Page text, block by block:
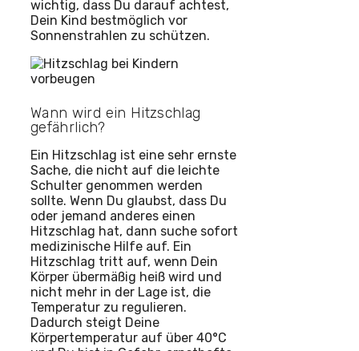
wichtig, dass Du darauf achtest,
Dein Kind bestmöglich vor
Sonnenstrahlen zu schützen.
Wann wird ein Hitzschlag
gefährlich?
Ein Hitzschlag ist eine sehr ernste
Sache, die nicht auf die leichte
Schulter genommen werden
sollte. Wenn Du glaubst, dass Du
oder jemand anderes einen
Hitzschlag hat, dann suche sofort
medizinische Hilfe auf. Ein
Hitzschlag tritt auf, wenn Dein
Körper übermäßig heiß wird und
nicht mehr in der Lage ist, die
Temperatur zu regulieren.
Dadurch steigt Deine
Körpertemperatur auf über 40°C